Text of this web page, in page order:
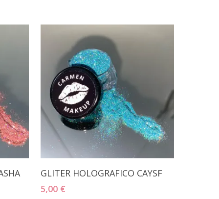
Añadir Al Carrito
GLITER HOLOGRAFICO CAYSF
5,00 €